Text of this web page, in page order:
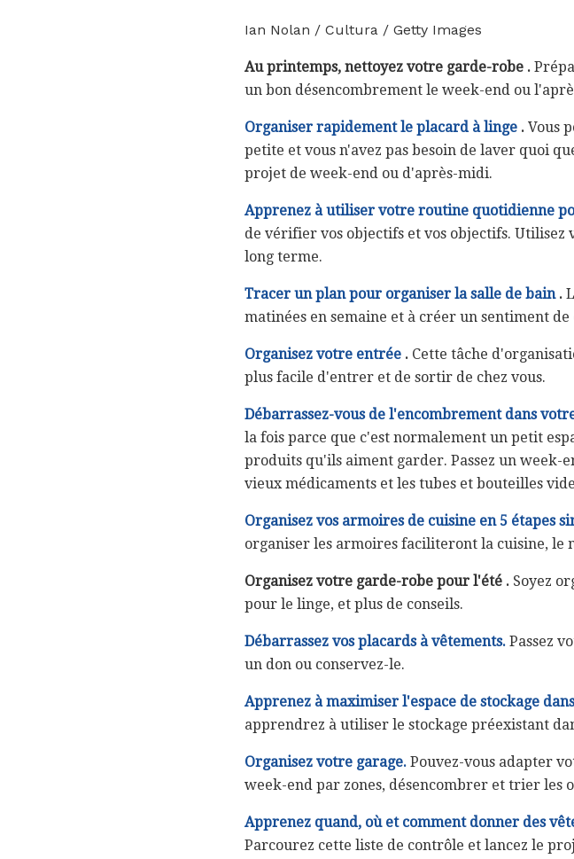
Ian Nolan / Cultura / Getty Images
Au printemps, nettoyez votre garde-robe .
un bon désencombrement le week-end ou
Organiser rapidement le placard à linge . Vous
petite et vous n'avez pas besoin de laver quoi
projet de week-end ou d'après-midi.
Apprenez à utiliser votre routine quotidienne
de vérifier vos objectifs et vos objectifs.
long terme.
Tracer un plan pour organiser la salle de bain .
matinées en semaine et à créer un sentiment
Organisez votre entrée . Cette tâche
plus facile d'entrer et de sortir de chez vous.
Débarrassez-vous de l'encombrement dans
la fois parce que c'est normalement un petit
produits qu'ils aiment garder. Passez un
vieux médicaments et les tubes et bouteilles
Organisez vos armoires de cuisine en 5 étapes
organiser les armoires faciliteront la cuisine, le
Organisez votre garde-robe pour l'été . Soyez
pour le linge, et plus de conseils.
Débarrassez vos placards à vêtements. Passez
un don ou conservez-le.
Apprenez à maximiser l'espace de stockage
apprendrez à utiliser le stockage préexistant
Organisez votre garage. Pouvez-vous adapter
week-end par zones, désencombrer et trier les
Apprenez quand, où et comment donner des
Parcourez cette liste de contrôle et lancez le